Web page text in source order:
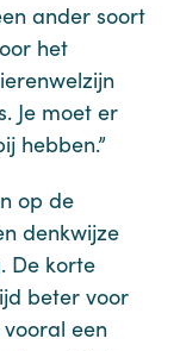
ander soort
het
Je moet er
hebben.”
op de
denkwijze
De korte
beter voor
een